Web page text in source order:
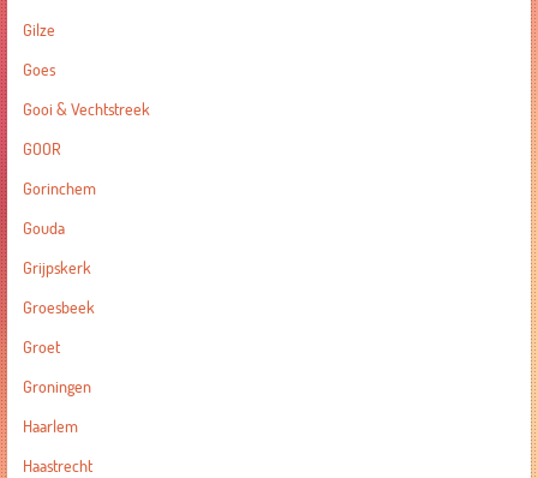
Gilze
Goes
Gooi & Vechtstreek
GOOR
Gorinchem
Gouda
Grijpskerk
Groesbeek
Groet
Groningen
Haarlem
Haastrecht